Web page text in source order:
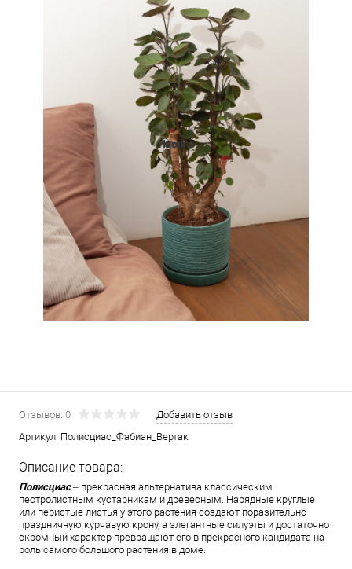
Отзывов: 0
Добавить отзыв
Артикул: Полисциас_Фабиан_Вертак
Описание товара:
Полисциас– прекрасная альтернатива классическим
пестролистным кустарникам и древесным. Нарядные круглые
или перистые листья у этого растения создают поразительно
праздничную курчавую крону, а элегантные силуэты и достаточно
скромный характер превращают его в прекрасного кандидата на
роль самого большого растения в доме.